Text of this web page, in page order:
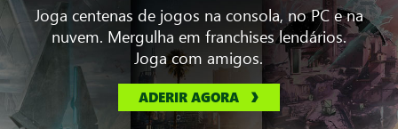
Joga centenas de jogos na consola, no PC e na
nuvem. Mergulha em franchises lendários.
Joga com amigos.
ADERIR AGORA